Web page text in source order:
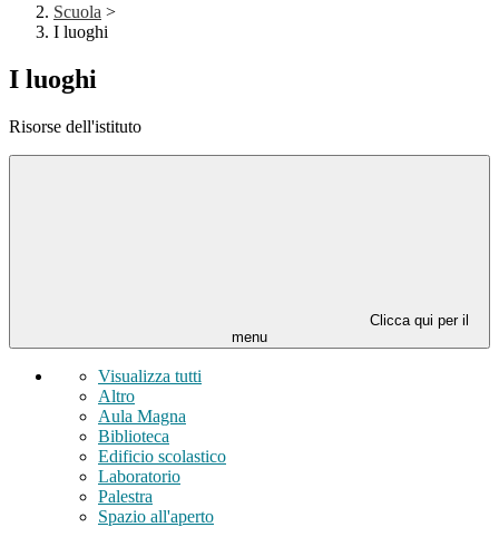
Scuola >
I luoghi
I luoghi
Risorse dell'istituto
Clicca qui per il
menu
Visualizza tutti
Altro
Aula Magna
Biblioteca
Edificio scolastico
Laboratorio
Palestra
Spazio all'aperto